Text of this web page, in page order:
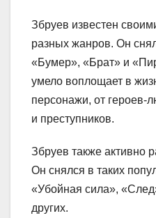
Збруев известен
разных жанров. Он
«Бумер», «Брат» и
умело воплощает в
персонажи, от героев-
и преступников.
Збруев также активно
Он снялся в таких
«Убойная сила»,
других.